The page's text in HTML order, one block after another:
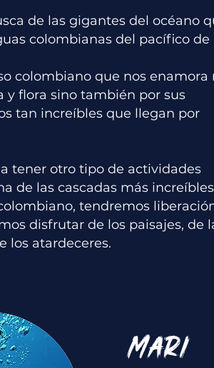
de las gigantes del océano
colombianas del pacífico de
colombiano que nos enamora
y flora sino también por sus
tan increíbles que llegan por
tener otro tipo de actividades
de las cascadas más
tendremos
disfrutar de los paisajes, de
los atardeceres.
Mari